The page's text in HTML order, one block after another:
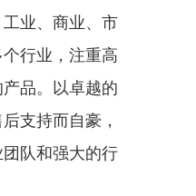
业、商业、市
行业，注重高
品。以卓越的
支持而自豪，
队和强大的行